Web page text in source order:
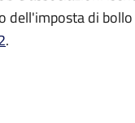
dell'imposta di
.